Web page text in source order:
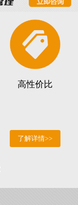
高性价比
了解详情>>